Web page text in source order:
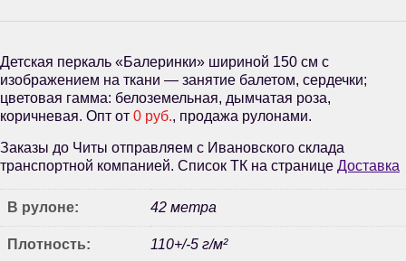
Детская перкаль «Балеринки» шириной 150 см с
изображением на ткани — занятие балетом, сердечки;
цветовая гамма: белоземельная, дымчатая роза,
коричневая. Опт от 0 руб., продажа рулонами.
Заказы до Читы отправляем с Ивановского склада
транспортной компанией. Список ТК на странице Доставка
В рулоне: 42 метра
Плотность: 110+/-5 г/м²